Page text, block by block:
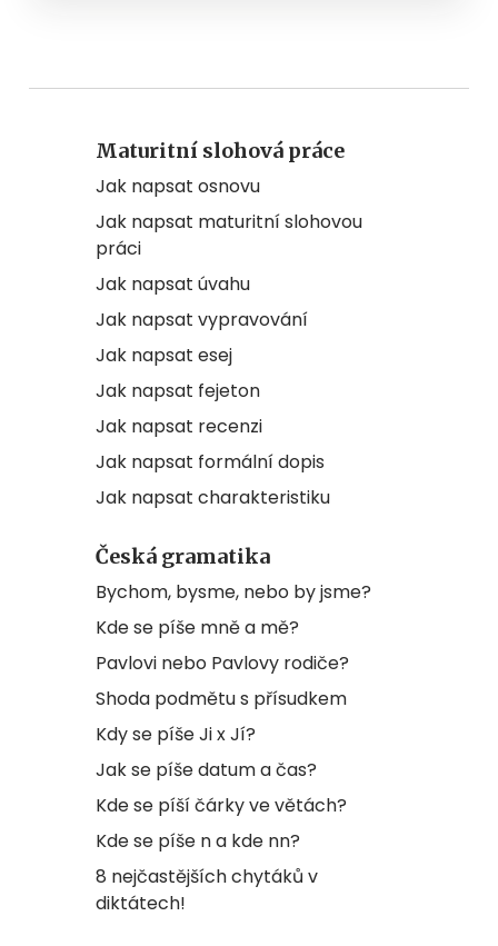
Maturitní slohová práce
Jak napsat osnovu
Jak napsat maturitní slohovou
práci
Jak napsat úvahu
Jak napsat vypravování
Jak napsat esej
Jak napsat fejeton
Jak napsat recenzi
Jak napsat formální dopis
Jak napsat charakteristiku
Česká gramatika
Bychom, bysme, nebo by jsme?
Kde se píše mně a mě?
Pavlovi nebo Pavlovy rodiče?
Shoda podmětu s přísudkem
Kdy se píše Ji x Jí?
Jak se píše datum a čas?
Kde se píší čárky ve větách?
Kde se píše n a kde nn?
8 nejčastějších chytáků v
diktátech!